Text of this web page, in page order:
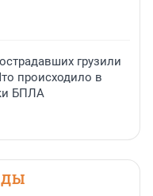
грузили
происходило в
БПЛА